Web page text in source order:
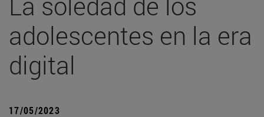
adolescentes en la era
digital
17/05/2023